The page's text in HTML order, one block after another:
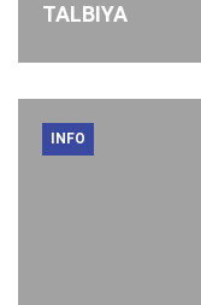
TALBIYA
INFO